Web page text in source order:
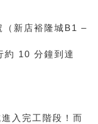
（新店裕隆城B1 –
約 10 分鐘到達
入完工階段！而